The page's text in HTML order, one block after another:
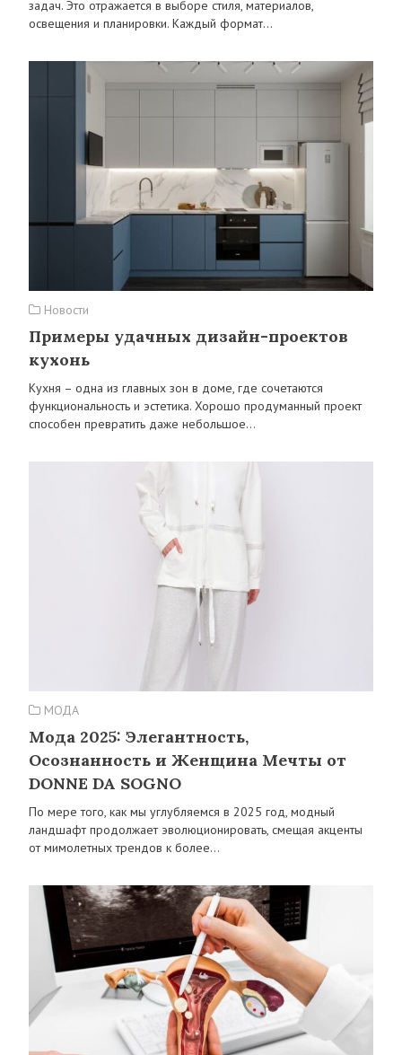
задач. Это отражается в выборе стиля, материалов,
освещения и планировки. Каждый формат…
Новости
Примеры удачных дизайн-проектов
кухонь
Кухня – одна из главных зон в доме, где сочетаются
функциональность и эстетика. Хорошо продуманный проект
способен превратить даже небольшое…
МОДА
Мода 2025: Элегантность,
Осознанность и Женщина Мечты от
DONNE DA SOGNO
По мере того, как мы углубляемся в 2025 год, модный
ландшафт продолжает эволюционировать, смещая акценты
от мимолетных трендов к более…